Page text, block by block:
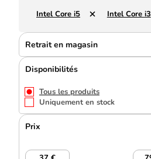
Intel Core i5 Intel Core i3
Retrait en magasin
Disponibilités
Tous les produits
Uniquement en stock
Prix